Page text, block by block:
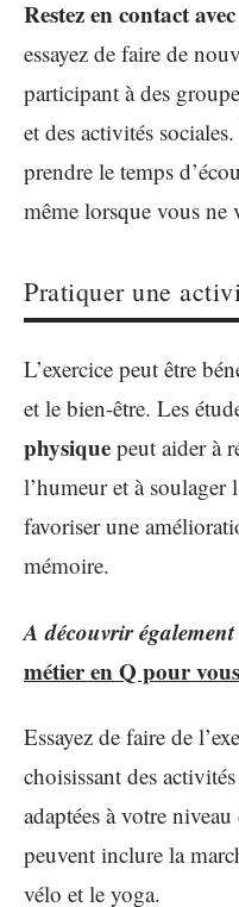
Restez en contact
essayez de faire de
participant à des
et des activités
prendre le temps
même lorsque vous ne
Pratiquer une
L’exercice peut être
et le bien-être. Les
physique peut aider à
l’humeur et à soulager
favoriser une
mémoire.
A découvrir
métier en Q pour
Essayez de faire de
choisissant des
adaptées à votre
peuvent inclure la
vélo et le yoga.